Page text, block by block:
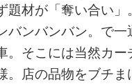
題材が「奪い合い
バンバンバン。で
。そこには当然カー
。店の品物をブチ